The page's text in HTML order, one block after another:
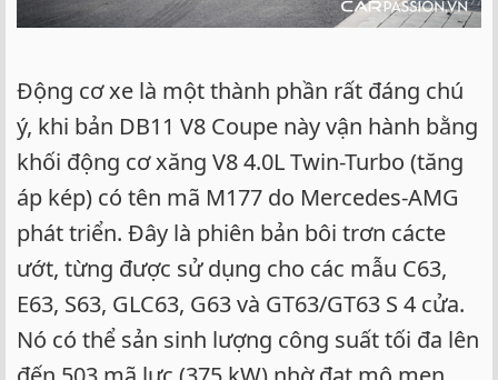
Động cơ xe là một thành phần rất đáng chú
ý, khi bản DB11 V8 Coupe này vận hành bằng
khối động cơ xăng V8 4.0L Twin-Turbo (tăng
áp kép) có tên mã M177 do Mercedes-AMG
phát triển. Đây là phiên bản bôi trơn cácte
ướt, từng được sử dụng cho các mẫu C63,
E63, S63, GLC63, G63 và GT63/GT63 S 4 cửa.
Nó có thể sản sinh lượng công suất tối đa lên